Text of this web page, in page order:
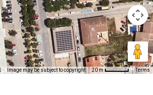
Image may be subject to copyright 20 m Terms